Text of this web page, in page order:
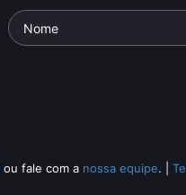
ou fale com a nossa equipe. |